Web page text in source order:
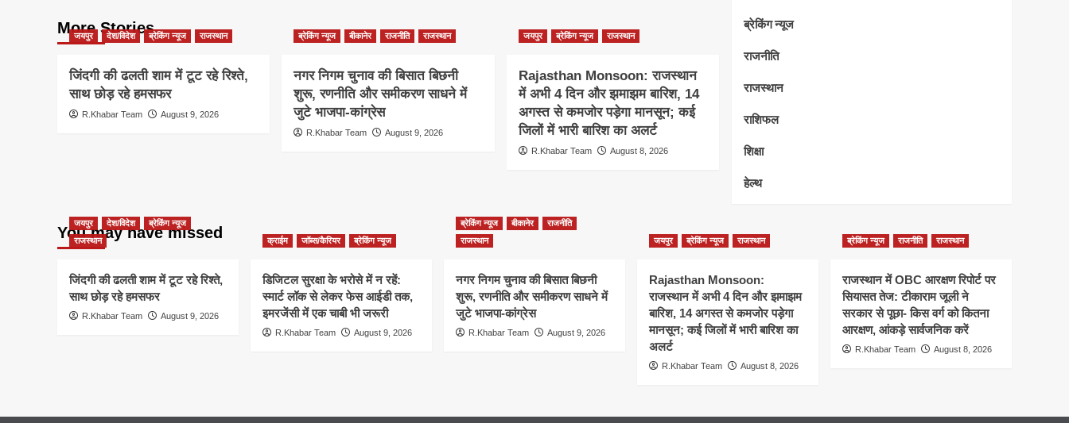
More Stories
जयपुर देश/विदेश ब्रेकिंग न्यूज राजस्थान
जिंदगी की ढलती शाम में टूट रहे रिश्ते,
साथ छोड़ रहे हमसफर
R.Khabar Team August 9, 2026
ब्रेकिंग न्यूज बीकानेर राजनीति राजस्थान
नगर निगम चुनाव की बिसात बिछनी
शुरू, रणनीति और समीकरण साधने में
जुटे भाजपा-कांग्रेस
R.Khabar Team August 9, 2026
जयपुर ब्रेकिंग न्यूज राजस्थान
Rajasthan Monsoon: राजस्थान
में अभी 4 दिन और झमाझम बारिश, 14
अगस्त से कमजोर पड़ेगा मानसून; कई
जिलों में भारी बारिश का अलर्ट
R.Khabar Team August 8, 2026
ब्रेकिंग न्यूज
राजनीति
राजस्थान
राशिफल
शिक्षा
हेल्थ
You may have missed
जयपुर देश/विदेश
ब्रेकिंग न्यूज
राजस्थान
जिंदगी की ढलती शाम में टूट रहे रिश्ते,
साथ छोड़ रहे हमसफर
R.Khabar Team August 9, 2026
क्राईम जॉब्स/कैरियर ब्रेकिंग न्यूज
डिजिटल सुरक्षा के भरोसे में न रहें:
स्मार्ट लॉक से लेकर फेस आईडी तक,
इमरजेंसी में एक चाबी भी जरूरी
R.Khabar Team August 9, 2026
ब्रेकिंग न्यूज बीकानेर
राजनीति
राजस्थान
नगर निगम चुनाव की बिसात बिछनी
शुरू, रणनीति और समीकरण साधने में
जुटे भाजपा-कांग्रेस
R.Khabar Team August 9, 2026
जयपुर ब्रेकिंग न्यूज राजस्थान
Rajasthan Monsoon:
राजस्थान में अभी 4 दिन और झमाझम
बारिश, 14 अगस्त से कमजोर पड़ेगा
मानसून; कई जिलों में भारी बारिश का
अलर्ट
R.Khabar Team August 8, 2026
ब्रेकिंग न्यूज राजनीति राजस्थान
राजस्थान में OBC आरक्षण रिपोर्ट पर
सियासत तेज: टीकाराम जूली ने
सरकार से पूछा- किस वर्ग को कितना
आरक्षण, आंकड़े सार्वजनिक करें
R.Khabar Team August 8, 2026